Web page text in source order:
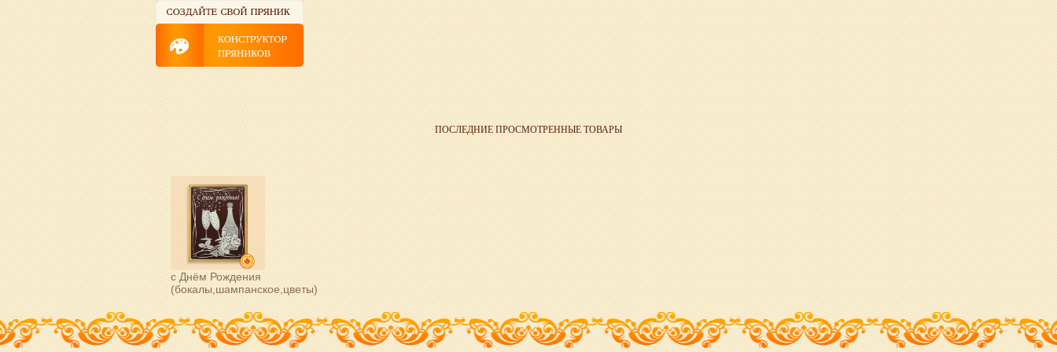
ПОСЛЕДНИЕ ПРОСМОТРЕННЫЕ ТОВАРЫ
с Днём Рождения
(бокалы,шампанское,цветы)